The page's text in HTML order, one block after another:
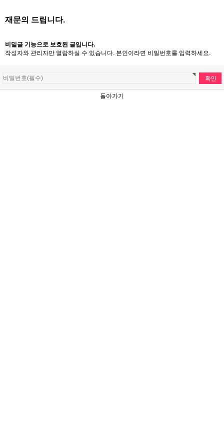
재문의 드립니다.
비밀글 기능으로 보호된 글입니다.
작성자와 관리자만 열람하실 수 있습니다. 본인이라면 비밀번호를 입력하세요.
돌아가기